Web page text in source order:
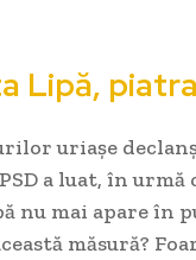
Lipă,
uriașe
a luat, în
nu mai apare în
măsură?